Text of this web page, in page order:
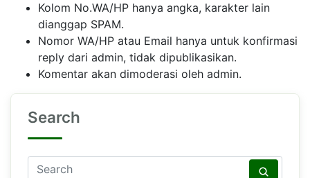
Kolom No.WA/HP hanya angka, karakter lain
dianggap SPAM.
Nomor WA/HP atau Email hanya untuk konfirmasi
reply dari admin, tidak dipublikasikan.
Komentar akan dimoderasi oleh admin.
Search